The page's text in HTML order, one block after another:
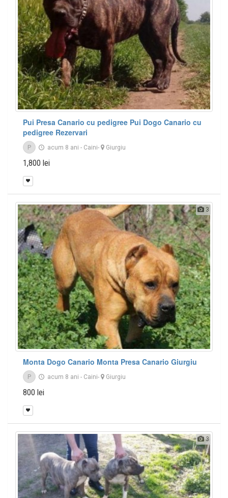
Pui Presa Canario cu pedigree Pui Dogo Canario cu
pedigree Rezervari
P acum 8 ani - Caini- Giurgiu
1,800 lei
3
Monta Dogo Canario Monta Presa Canario Giurgiu
P acum 8 ani - Caini- Giurgiu
800 lei
3